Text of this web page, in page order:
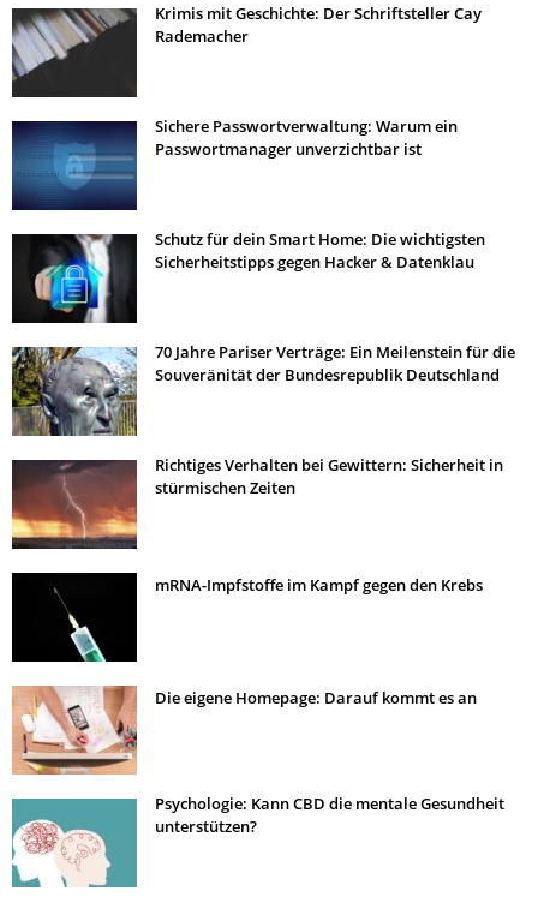
Krimis mit Geschichte: Der Schriftsteller Cay
Rademacher
Sichere Passwortverwaltung: Warum ein
Passwortmanager unverzichtbar ist
Schutz für dein Smart Home: Die wichtigsten
Sicherheitstipps gegen Hacker & Datenklau
70 Jahre Pariser Verträge: Ein Meilenstein für die
Souveränität der Bundesrepublik Deutschland
Richtiges Verhalten bei Gewittern: Sicherheit in
stürmischen Zeiten
mRNA-Impfstoffe im Kampf gegen den Krebs
Die eigene Homepage: Darauf kommt es an
Psychologie: Kann CBD die mentale Gesundheit
unterstützen?